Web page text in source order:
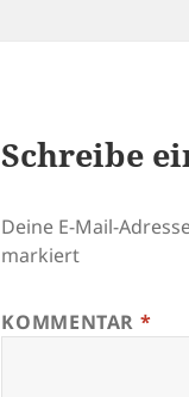
Schreibe
Deine E-Mail-
markiert
KOMMENTAR *